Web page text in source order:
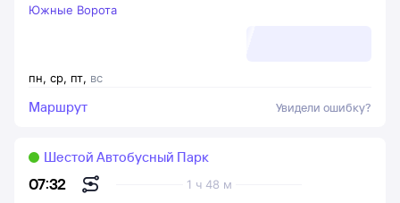
пн, ср, пт, вс
Южные Ворота
Маршрут Увидели ошибку?
07:32
1 ч 48 м
Шестой Автобусный Парк